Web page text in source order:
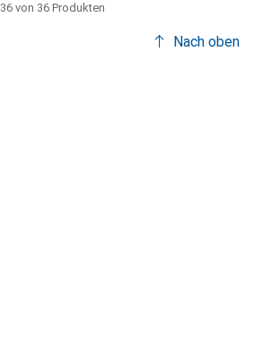
36 von 36 Produkten
Nach oben